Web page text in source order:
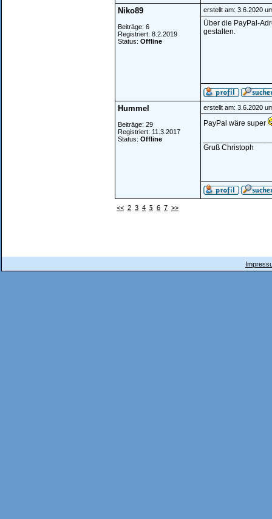
Niko89
Beiträge: 6
Registriert: 8.2.2019
Status: Offline
erstellt am: 3.6.2020
Über die PayPal-
gestalten.
Hummel
Beiträge: 29
Registriert: 11.3.2017
Status: Offline
erstellt am: 3.6.2020
PayPal wäre super
Gruß Christoph
<< 2 3 4 5 6 7 >>